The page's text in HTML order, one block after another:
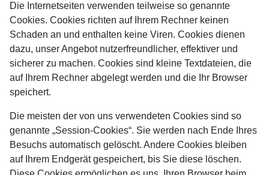
Die Internetseiten verwenden teilweise so genannte
Cookies. Cookies richten auf Ihrem Rechner keinen
Schaden an und enthalten keine Viren. Cookies dienen
dazu, unser Angebot nutzerfreundlicher, effektiver und
sicherer zu machen. Cookies sind kleine Textdateien, die
auf Ihrem Rechner abgelegt werden und die Ihr Browser
speichert.
Die meisten der von uns verwendeten Cookies sind so
genannte „Session-Cookies“. Sie werden nach Ende Ihres
Besuchs automatisch gelöscht. Andere Cookies bleiben
auf Ihrem Endgerät gespeichert, bis Sie diese löschen.